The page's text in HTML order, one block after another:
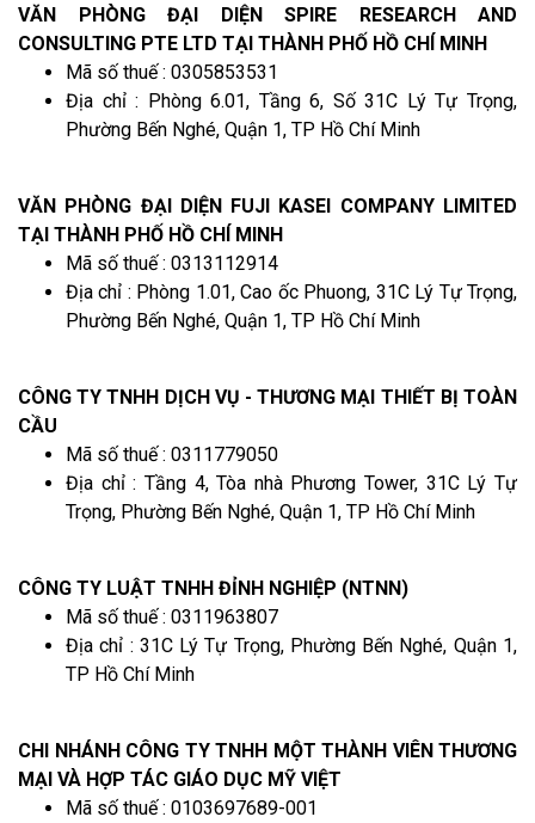
VĂN PHÒNG ĐẠI DIỆN SPIRE RESEARCH AND
CONSULTING PTE LTD TẠI THÀNH PHỐ HỒ CHÍ MINH
Mã số thuế : 0305853531
Địa chỉ : Phòng 6.01, Tầng 6, Số 31C Lý Tự Trọng,
Phường Bến Nghé, Quận 1, TP Hồ Chí Minh
VĂN PHÒNG ĐẠI DIỆN FUJI KASEI COMPANY LIMITED
TẠI THÀNH PHỐ HỒ CHÍ MINH
Mã số thuế : 0313112914
Địa chỉ : Phòng 1.01, Cao ốc Phuong, 31C Lý Tự Trọng,
Phường Bến Nghé, Quận 1, TP Hồ Chí Minh
CÔNG TY TNHH DỊCH VỤ - THƯƠNG MẠI THIẾT BỊ TOÀN
CẦU
Mã số thuế : 0311779050
Địa chỉ : Tầng 4, Tòa nhà Phương Tower, 31C Lý Tự
Trọng, Phường Bến Nghé, Quận 1, TP Hồ Chí Minh
CÔNG TY LUẬT TNHH ĐỈNH NGHIỆP (NTNN)
Mã số thuế : 0311963807
Địa chỉ : 31C Lý Tự Trọng, Phường Bến Nghé, Quận 1,
TP Hồ Chí Minh
CHI NHÁNH CÔNG TY TNHH MỘT THÀNH VIÊN THƯƠNG
MẠI VÀ HỢP TÁC GIÁO DỤC MỸ VIỆT
Mã số thuế : 0103697689-001